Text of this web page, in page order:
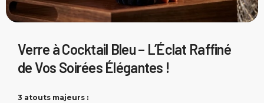
Verre à Cocktail Bleu – L’Éclat Raffiné
de Vos Soirées Élégantes !
3 atouts majeurs :